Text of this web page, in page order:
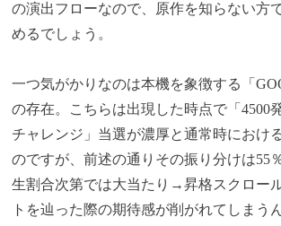
の演出フローなので、原作を知らない方
めるでしょう。
一つ気がかりなのは本機を象徴する「
の存在。こちらは出現した時点で「4500
チャレンジ」当選が濃厚と通常時におけ
のですが、前述の通りその振り分けは55
生割合次第では大当たり→昇格スクロー
トを辿った際の期待感が削がれてしまう